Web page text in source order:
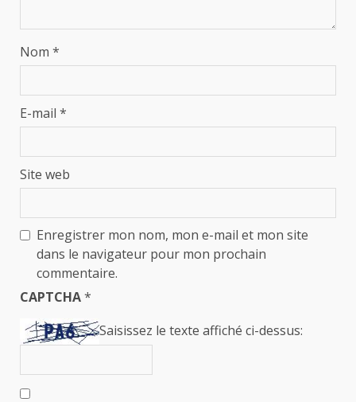
Nom *
E-mail *
Site web
Enregistrer mon nom, mon e-mail et mon site
dans le navigateur pour mon prochain
commentaire.
CAPTCHA*
Saisissez le texte affiché ci-dessus: